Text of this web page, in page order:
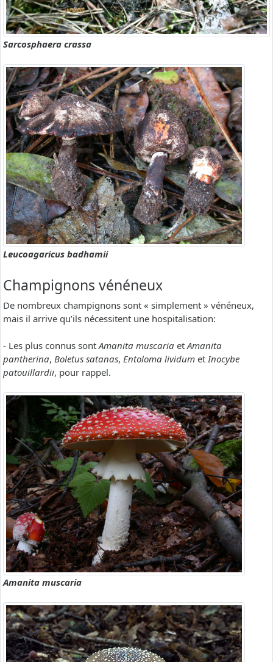
Sarcosphaera crassa
Leucoagaricus badhamii
Champignons vénéneux
De nombreux champignons sont « simplement » vénéneux,
mais il arrive qu’ils nécessitent une hospitalisation:
- Les plus connus sontAmanita muscaria etAmanita
pantherina, Boletus satanas, Entoloma lividum etInocybe
patouillardii, pour rappel.
Amanita muscaria